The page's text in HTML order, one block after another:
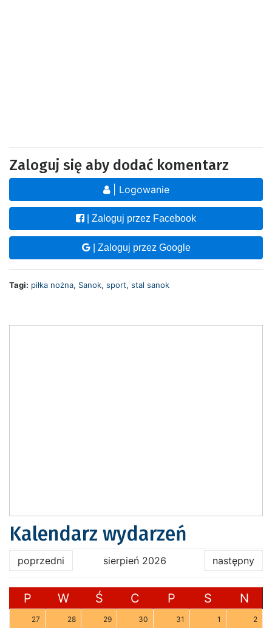
Zaloguj się aby dodać komentarz
| Logowanie
| Zaloguj przez Facebook
| Zaloguj przez Google
Tagi: piłka nożna, Sanok, sport, stal sanok
Kalendarz wydarzeń
poprzedni sierpień 2026 następny
P W Ś C P S N
27 28 29 30 31 1 2